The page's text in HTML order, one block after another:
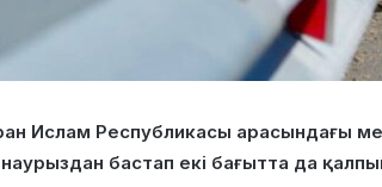
Ислам Республикасы арасындағы
бастап екі бағытта да